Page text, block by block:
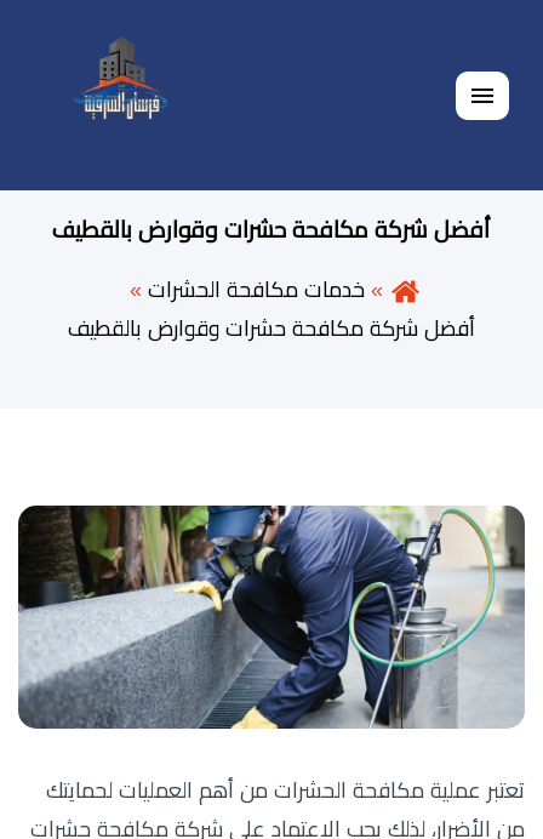
القائمة
أفضل شركة مكافحة حشرات وقوارض بالقطيف
خدمات مكافحة الحشرات
أفضل شركة مكافحة حشرات وقوارض بالقطيف
تعتبر عملية مكافحة الحشرات من أهم العمليات لحمايتك
من الأضرار، لذلك يجب الاعتماد على شركة مكافحة حشرات